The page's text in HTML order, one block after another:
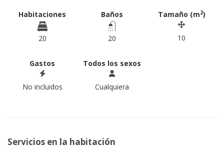
Habitaciones
20
Baños
20
Tamaño (m2)
10
Gastos
No incluidos
Todos los sexos
Cualquiera
Servicios en la habitación